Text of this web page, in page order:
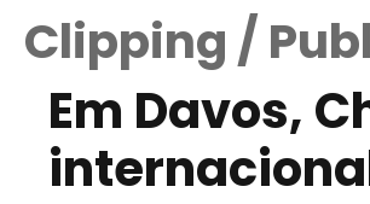
Clipping /
Em Davos,